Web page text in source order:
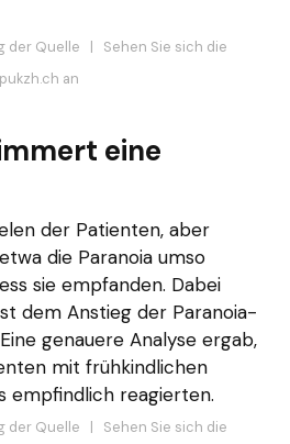
der Quelle | Sehen Sie sich die
an
eine
der Patienten, aber
die Paranoia umso
sie empfanden. Dabei
dem Anstieg der Paranoia-
genauere Analyse ergab,
mit frühkindlichen
empfindlich reagierten.
der Quelle | Sehen Sie sich die